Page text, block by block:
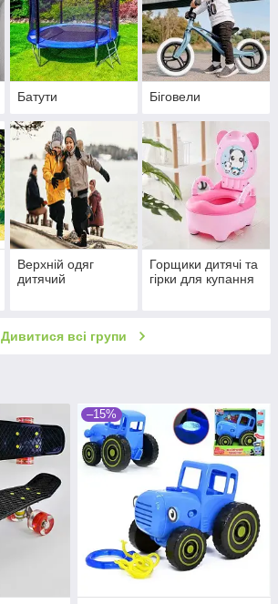
Батути Біговели
Верхній одяг
дитячий
Горщики дитячі та
гірки для купання
Дивитися всі групи
–15%